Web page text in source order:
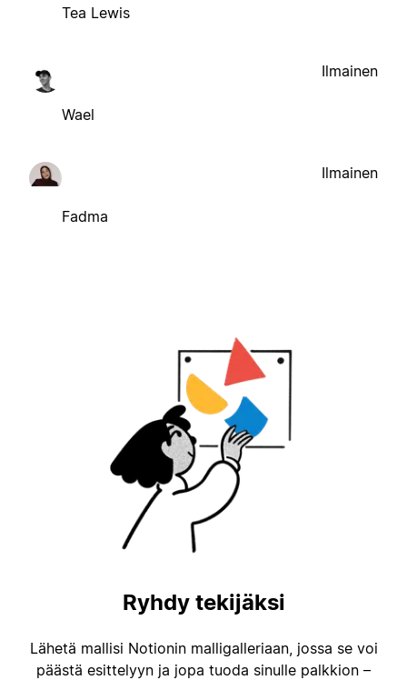
Tea Lewis
Wael
Ilmainen
Fadma
Ilmainen
Ryhdy tekijäksi
Lähetä mallisi Notionin malligalleriaan, jossa se voi
päästä esittelyyn ja jopa tuoda sinulle palkkion –